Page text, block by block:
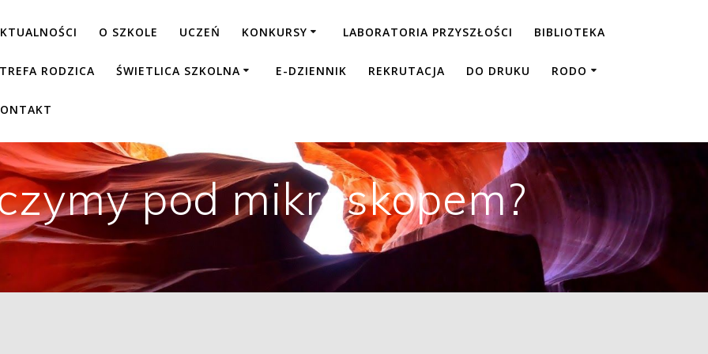
O SZKOLE UCZEŃ KONKURSY LABORATORIA PRZYSZŁOŚCI BIBLIOTEKA
RODZICA ŚWIETLICA SZKOLNA E-DZIENNIK REKRUTACJA DO DRUKU RODO
pod mikroskopem?